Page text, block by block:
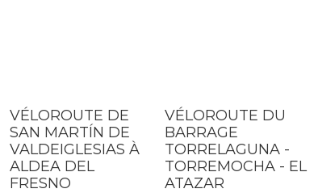
VÉLOROUTE DE
SAN MARTÍN DE
VALDEIGLESIAS À
ALDEA DEL
FRESNO
VÉLOROUTE DU
BARRAGE
TORRELAGUNA -
TORREMOCHA - EL
ATAZAR